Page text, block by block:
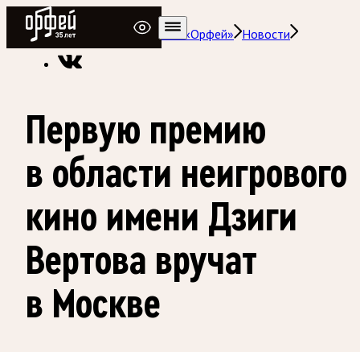
Радио Орфей
Радио классической музыки «Орфей» Новости
Первую премию
в области неигрового
кино имени Дзиги
Вертова вручат
в Москве